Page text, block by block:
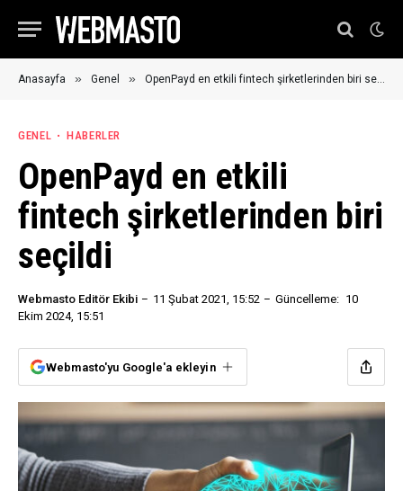
Anasayfa » Genel » OpenPayd en etkili fintech şirketlerinden biri seçildi
GENEL HABERLER
OpenPayd en etkili
fintech şirketlerinden biri
seçildi
Webmasto Editör Ekibi 11 Şubat 2021, 15:52 Güncelleme: 10
Ekim 2024, 15:51
Webmasto'yu Google'a ekleyin